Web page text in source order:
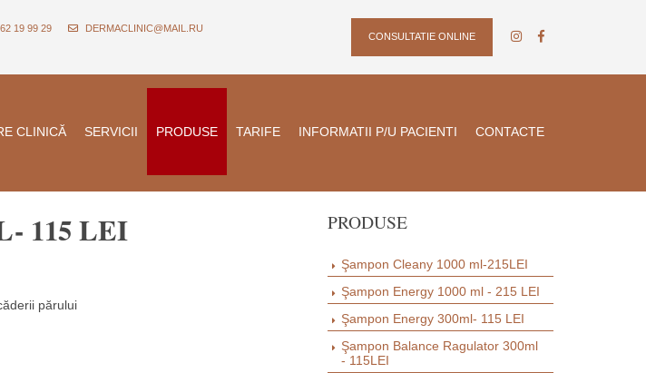
19 99 29 DERMACLINIC@MAIL.RU
CONSULTATIE ONLINE
CLINICĂ SERVICII PRODUSE TARIFE INFORMATII P/U PACIENTI CONTACTE
115 LEI
părului
PRODUSE
Şampon Cleany 1000 ml-215LEI
Şampon Energy 1000 ml - 215 LEI
Şampon Energy 300ml- 115 LEI
Şampon Balance Ragulator 300ml
- 115LEI